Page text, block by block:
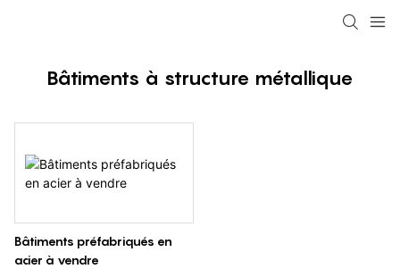
Bâtiments à structure métallique
Bâtiments préfabriqués en
acier à vendre